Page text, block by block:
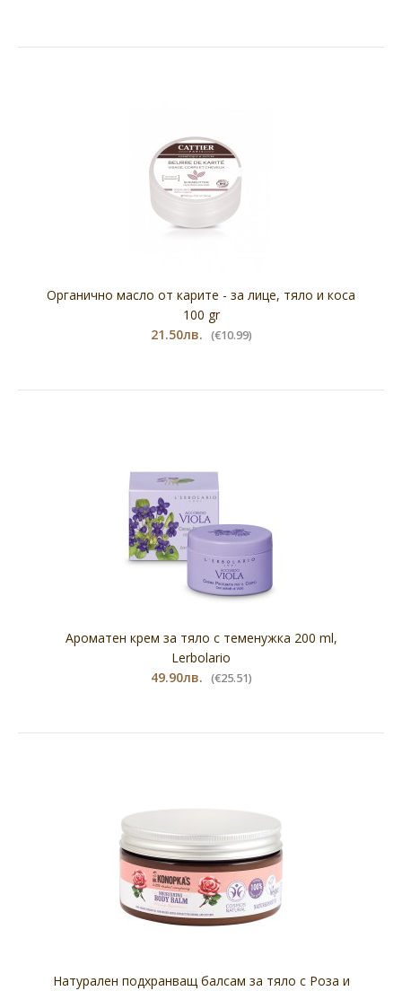
Органично масло от карите - за лице, тяло и коса
100 gr
21.50лв. (€10.99)
Ароматен крем за тяло с теменужка 200 ml,
Lerbolario
49.90лв. (€25.51)
Натурален подхранващ балсам за тяло с Роза и